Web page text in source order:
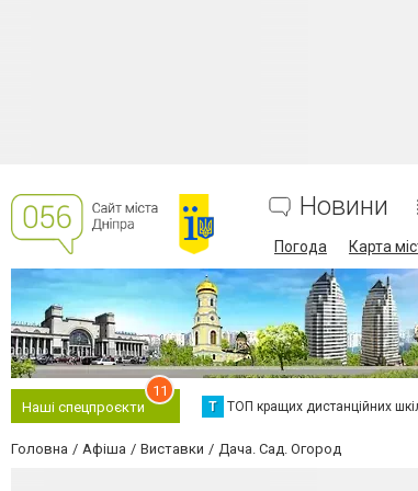
Новини
Погода Карта
Наші спецпроєкти
11
Т ТОП кращих дистанційних
Головна Афіша Виставки Дача. Сад. Огород